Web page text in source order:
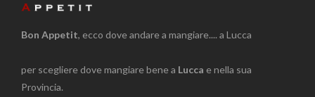
Bon Appetit, ecco dove andare a mangiare.... a Lucca
per scegliere dove mangiare bene a Lucca e nella sua
Provincia.